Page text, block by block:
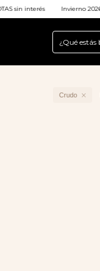
sin interés Invierno 2026 ❄️
Crudo